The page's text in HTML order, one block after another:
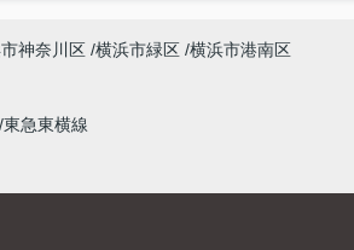
神奈川区 横浜市緑区 横浜市港南区
東急東横線